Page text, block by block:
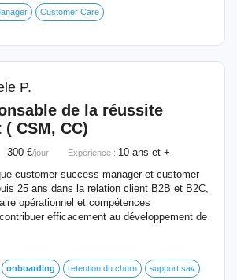
Customer Care
P.
de la réussite
CSM, CC)
€/jour Expérience : 10 ans et +
customer success manager et customer
25 ans dans la relation client B2B et B2C,
opérationnel et compétences
efficacement au développement de
onboarding retention du churn support sav